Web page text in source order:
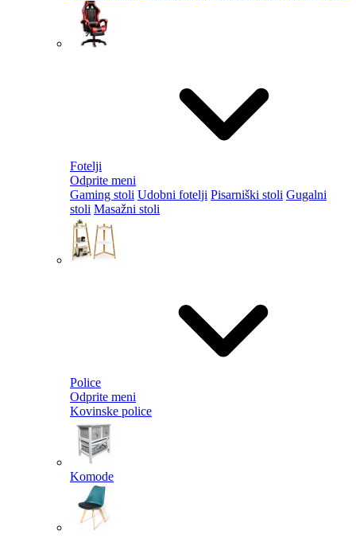
Fotelji
Odprite meni
Gaming stoli Udobni fotelji Pisarniški stoli Gugalni
stoli Masažni stoli
Police
Odprite meni
Kovinske police
Komode